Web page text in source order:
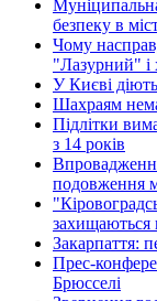
безпеку в
Чому
"Лазурний" і
У Києві
Шахраям
Підлітки
з 14 років
подовження
захищаються
Закарпаття:
Прес-
Брюсселі